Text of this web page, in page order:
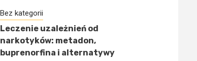
Bez kategorii
Leczenie uzależnień od
narkotyków: metadon,
buprenorfina i alternatywy